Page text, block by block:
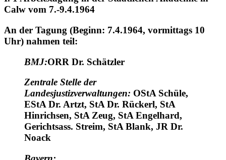
I. 1Arbeitstagung in der Staatlichen Akademie in
An der Tagung (Beginn: 7.4.1964, vormittags 10
Uhr) nahmen teil:
Zentrale Stelle der
Landesjustizverwaltungen:OStA Schüle,
EStA Dr. Artzt, StA Dr. Rückerl, StA
Hinrichsen, StA Zeug, StA Engelhard,
Gerichtsass. Streim, StA Blank, JR Dr.